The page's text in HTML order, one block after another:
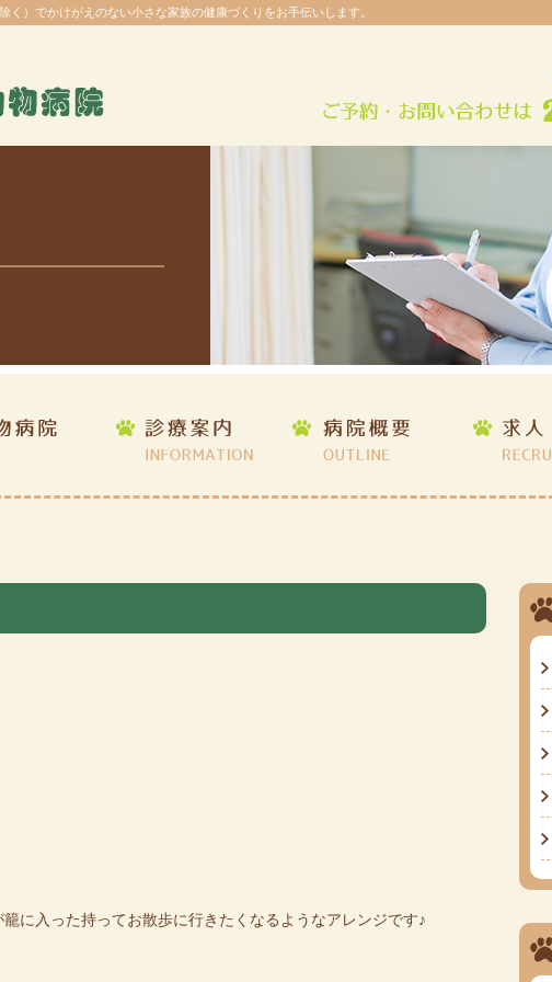
）でかけがえのない小さな家族の健康づくりをお手伝いします。
に入った持ってお散歩に行きたくなるようなアレンジです♪